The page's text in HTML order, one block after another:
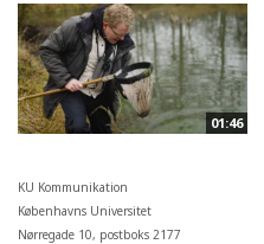
01:46
KU Kommunikation
Københavns Universitet
Nørregade 10, postboks 2177